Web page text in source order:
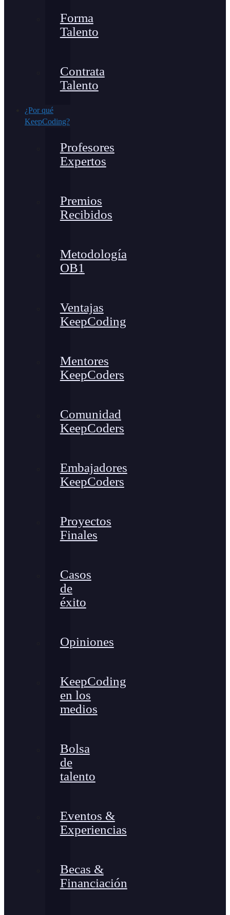
Forma
Talento
Contrata
Talento
¿Por qué
KeepCoding?
Profesores
Expertos
Premios
Recibidos
Metodología
OB1
Ventajas
KeepCoding
Mentores
KeepCoders
Comunidad
KeepCoders
Embajadores
KeepCoders
Proyectos
Finales
Casos
de
éxito
Opiniones
KeepCoding
en los
medios
Bolsa
de
talento
Eventos &
Experiencias
Becas &
Financiación